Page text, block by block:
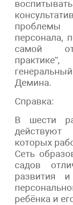
проблемы
персонала,
самой
Демина.
Справка:
В шести
которых
Сеть
садов
развития
ребёнка и